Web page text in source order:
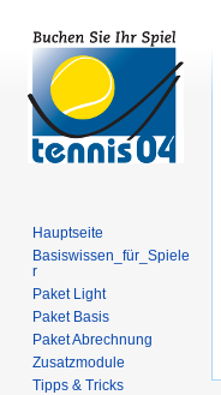
Hauptseite
Basiswissen_für_Spiele
r
Paket Light
Paket Basis
Paket Abrechnung
Zusatzmodule
Tipps & Tricks